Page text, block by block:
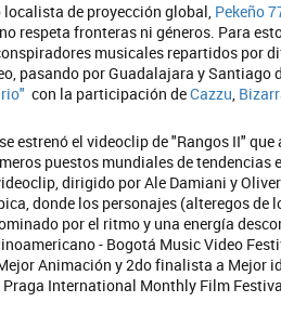
de proyección global, Pekeño
respeta fronteras ni géneros. Para
musicales repartidos por
pasando por Guadalajara y Santiago
con la participación deCazzu,
estrenó el videoclip de "Rangos II"
puestos mundiales de tendencias
dirigido por Ale Damiani y
donde los personajes (alteregos
por el ritmo y una energía
- Bogotá Music Video
Animación y 2do finalista a Mejor
Praga International Monthly Film